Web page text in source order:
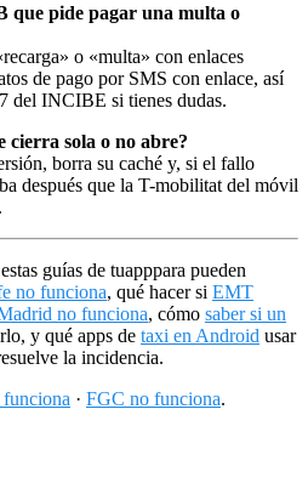
que pide pagar una multa o
o «multa» con enlaces
de pago por SMS con enlace, así
del INCIBE si tienes dudas.
cierra sola o no abre?
borra su caché y, si el fallo
después que la T-mobilitat del móvil
guías de tuapppara pueden
no funciona, qué hacer si EMT
no funciona, cómo saber si un
y qué apps de taxi en Android usar
la incidencia.
· FGC no funciona.